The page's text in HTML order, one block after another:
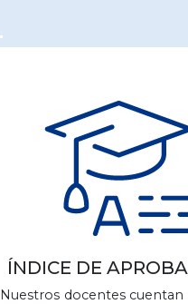
ÍNDICE DE
Nuestros docentes cuentan